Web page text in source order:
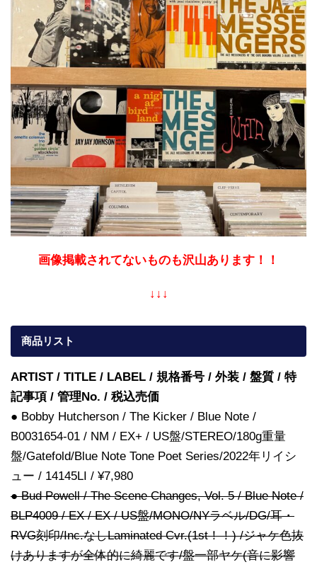
画像掲載されてないものも沢山あります！！
↓↓↓
商品リスト
ARTIST / TITLE / LABEL / 規格番号 / 外装 / 盤質 / 特
記事項 / 管理No. / 税込売価
● Bobby Hutcherson / The Kicker / Blue Note /
B0031654-01 / NM / EX+ / US盤/STEREO/180g重量
盤/Gatefold/Blue Note Tone Poet Series/2022年リイシ
ュー / 14145LI / ¥7,980
● Bud Powell / The Scene Changes, Vol. 5 / Blue Note /
BLP4009 / EX / EX / US盤/MONO/NYラベル/DG/耳・
RVG刻印/Inc.なしLaminated Cvr.(1st！！) /ジャケ色抜
けありますが全体的に綺麗です/盤一部ヤケ(音に影響